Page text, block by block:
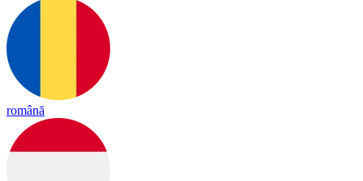
română